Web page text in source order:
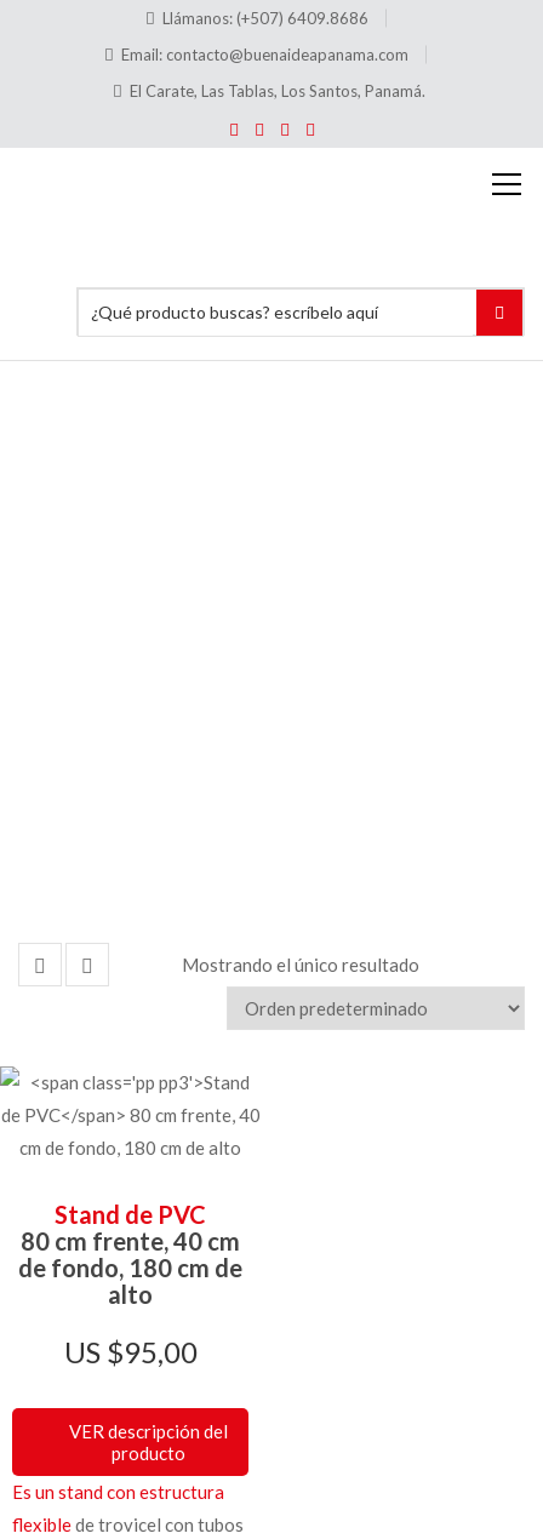
Llámanos: (+507) 6409.8686
Email: contacto@buenaideapanama.com
El Carate, Las Tablas, Los Santos, Panamá.
Mostrando el único resultado
Stand de PVC
80 cm frente, 40 cm
de fondo, 180 cm de
alto
$95,00
VER descripción del
producto
Es un stand con estructura
flexiblede trovicel con tubos